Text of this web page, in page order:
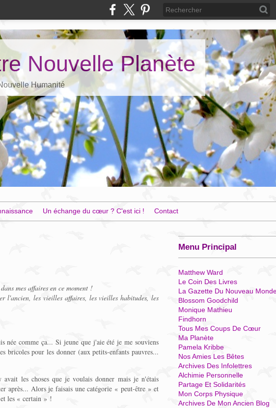
Nouvelle Planète
Humanité
Un échange du cœur ? C'est ici ! Contact
mes affaires en ce moment !
l'ancien, les vieilles affaires, les vieilles habitudes, les
née comme ça... Si jeune que j'aie été je me souviens
bricoles pour les donner (aux petits-enfants pauvres...
les choses que je voulais donner mais je n'étais
après... Alors je faisais une catégorie « peut-être » et
les « certain » !
Menu Principal
Matthew Ward
Le Coin Des Livres
La Gazette Du Nouveau
Blossom Goodchild
Monique Mathieu
Findhorn
Tous Mes Coups De Cœur
Ma Planète
Pamela Kribbe
Nos Amies Les Bêtes
Archives Des Infolettres
Alchimie Personnelle
Partage Et Solidarités
Mon Corps Physique
Archives De Mon Ancien Blog